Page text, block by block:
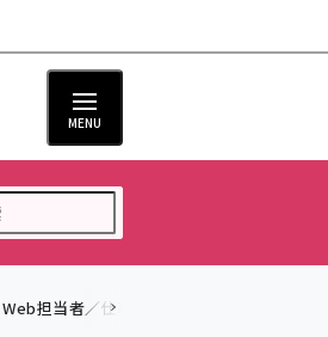
MENU
Web担当者／仕事